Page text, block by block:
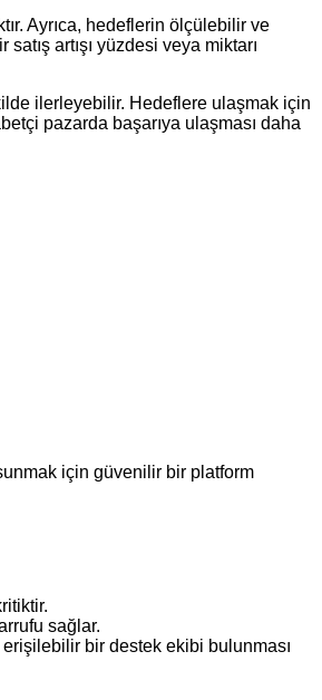
Ayrıca, hedeflerin ölçülebilir ve
artışı yüzdesi veya miktarı
ilerleyebilir. Hedeflere ulaşmak için
pazarda başarıya ulaşması daha
için güvenilir bir platform
sağlar.
bir destek ekibi bulunması